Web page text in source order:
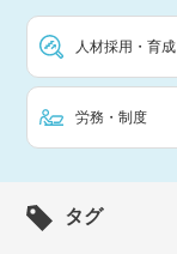
人材採用・育成
労務・制度
タグ